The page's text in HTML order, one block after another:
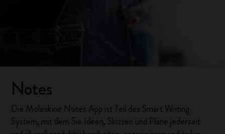
Notes
Die Moleskine Notes App ist Teil des Smart Writing
System, mit dem Sie Ideen, Skizzen und Pläne jederzeit